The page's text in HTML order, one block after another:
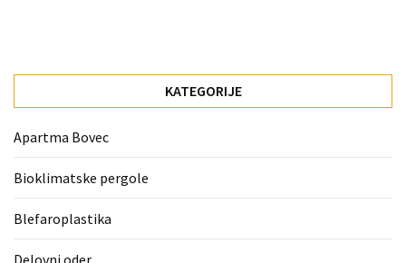
zame
blagovna
MOST
KATEGORIJE
Apartma Bovec
Bioklimatske pergole
Blefaroplastika